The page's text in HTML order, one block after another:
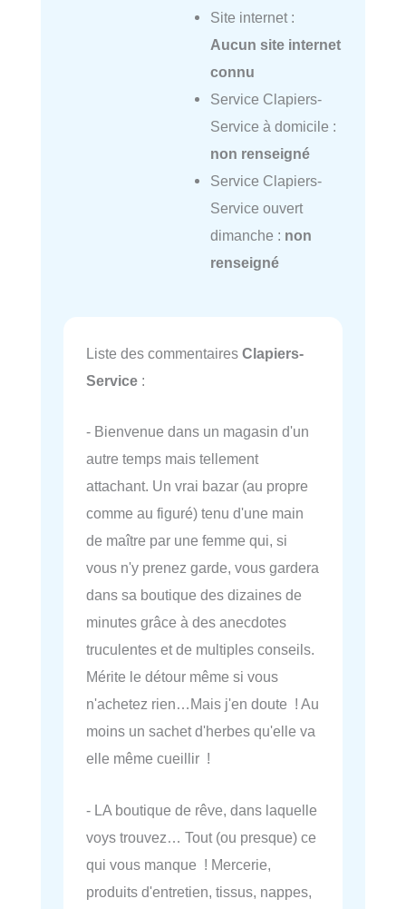
Site internet :
Aucun site internet
connu
Service Clapiers-
Service à domicile :
non renseigné
Service Clapiers-
Service ouvert
dimanche : non
renseigné
Liste des commentaires Clapiers-
Service :
- Bienvenue dans un magasin d'un
autre temps mais tellement
attachant. Un vrai bazar (au propre
comme au figuré) tenu d'une main
de maître par une femme qui, si
vous n'y prenez garde, vous gardera
dans sa boutique des dizaines de
minutes grâce à des anecdotes
truculentes et de multiples conseils.
Mérite le détour même si vous
n'achetez rien…Mais j'en doute ! Au
moins un sachet d'herbes qu'elle va
elle même cueillir !
- LA boutique de rêve, dans laquelle
voys trouvez… Tout (ou presque) ce
qui vous manque ! Mercerie,
produits d'entretien, tissus, nappes,